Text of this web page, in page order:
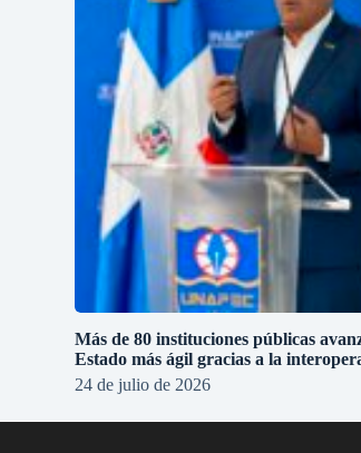
Más de 80 instituciones públicas
Estado más ágil gracias a la
24 de julio de 2026